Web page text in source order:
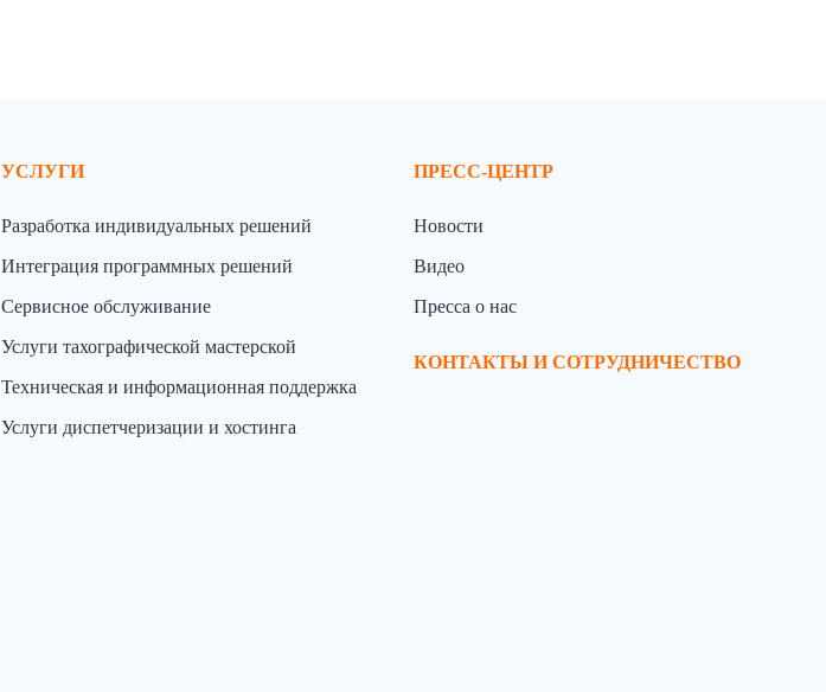
УСЛУГИ
Разработка индивидуальных решений
Интеграция программных решений
Сервисное обслуживание
Услуги тахографической мастерской
Техническая и информационная поддержка
Услуги диспетчеризации и хостинга
ПРЕСС-ЦЕНТР
Новости
Видео
Пресса о нас
КОНТАКТЫ И СОТРУДНИЧЕСТВО